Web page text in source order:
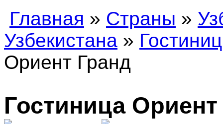
Главная » Страны »
Узбекистана »
Ориент Гранд
Гостиница